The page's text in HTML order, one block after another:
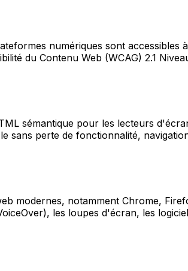
numériques sont accessibles
du Contenu Web (WCAG) 2.1
sémantique pour les lecteurs
perte de fonctionnalité,
modernes, notamment Chrome,
les loupes d'écran, les